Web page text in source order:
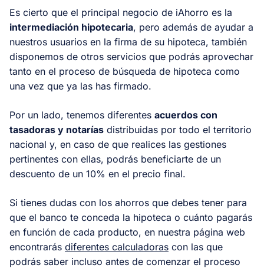
Es cierto que el principal negocio de iAhorro es la
intermediación hipotecaria, pero además de ayudar a
nuestros usuarios en la firma de su hipoteca, también
disponemos de otros servicios que podrás aprovechar
tanto en el proceso de búsqueda de hipoteca como
una vez que ya las has firmado.
Por un lado, tenemos diferentes acuerdos con
tasadoras y notarías distribuidas por todo el territorio
nacional y, en caso de que realices las gestiones
pertinentes con ellas, podrás beneficiarte de un
descuento de un 10% en el precio final.
Si tienes dudas con los ahorros que debes tener para
que el banco te conceda la hipoteca o cuánto pagarás
en función de cada producto, en nuestra página web
encontrarás diferentes calculadoras con las que
podrás saber incluso antes de comenzar el proceso